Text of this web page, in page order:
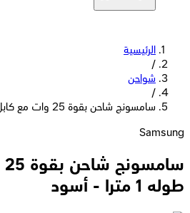
الرئيسية
/
شواحن
/
سامسونج شاحن بقوة 25 وات مع كابل طوله 1 مترا - أسود
Samsung
طوله 1 مترا - أسود